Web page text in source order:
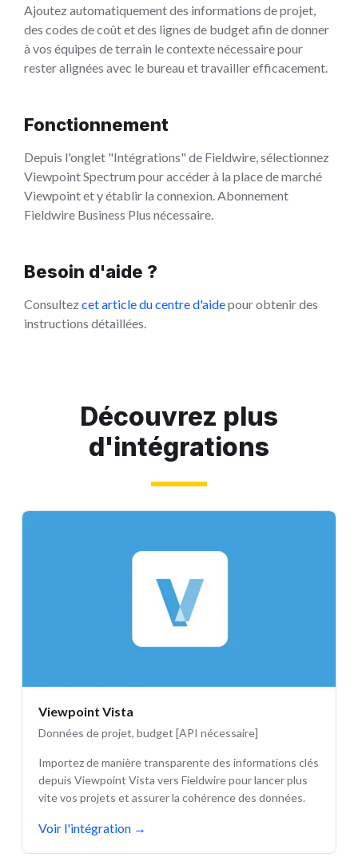
Ajoutez automatiquement des informations de projet,
des codes de coût et des lignes de budget afin de donner
à vos équipes de terrain le contexte nécessaire pour
rester alignées avec le bureau et travailler efficacement.
Fonctionnement
Depuis l'onglet "Intégrations" de Fieldwire, sélectionnez
Viewpoint Spectrum pour accéder à la place de marché
Viewpoint et y établir la connexion. Abonnement
Fieldwire Business Plus nécessaire.
Besoin d'aide ?
Consultez cet article du centre d'aidepour obtenir des
instructions détaillées.
Découvrez plus
d'intégrations
Viewpoint Vista
Données de projet, budget [API nécessaire]
Importez de manière transparente des informations clés
depuis Viewpoint Vista vers Fieldwire pour lancer plus
vite vos projets et assurer la cohérence des données.
Voir l'intégration →